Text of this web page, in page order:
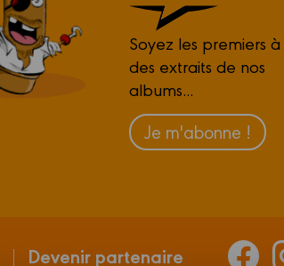
Soyez les premiers à
des extraits de nos
albums...
Je m'abonne !
Devenir partenaire